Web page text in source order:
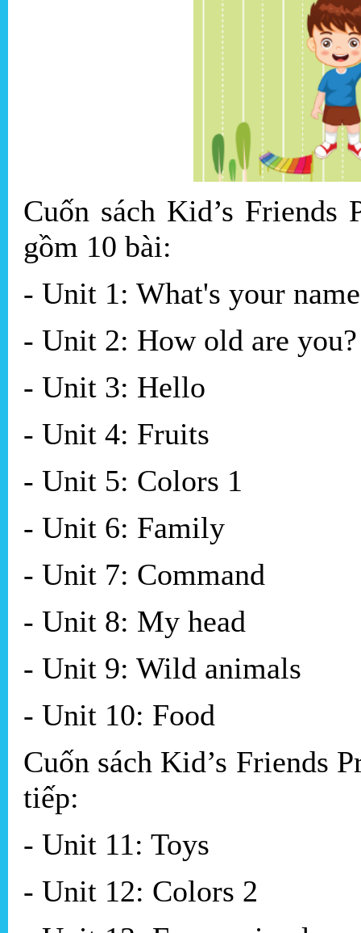
Cuốn sách Kid’s Friends
gồm 10 bài:
- Unit 1: What's your
- Unit 2: How old are you?
- Unit 3: Hello
- Unit 4: Fruits
- Unit 5: Colors 1
- Unit 6: Family
- Unit 7: Command
- Unit 8: My head
- Unit 9: Wild animals
- Unit 10: Food
Cuốn sách Kid’s Friends
tiếp:
- Unit 11: Toys
- Unit 12: Colors 2